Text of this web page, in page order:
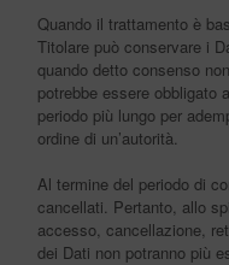
Quando il trattamento è
Titolare può conservare i
quando detto consenso
potrebbe essere obbligato
periodo più lungo per
ordine di un’autorità.
Al termine del periodo di
cancellati. Pertanto, allo
accesso, cancellazione,
dei Dati non potranno più